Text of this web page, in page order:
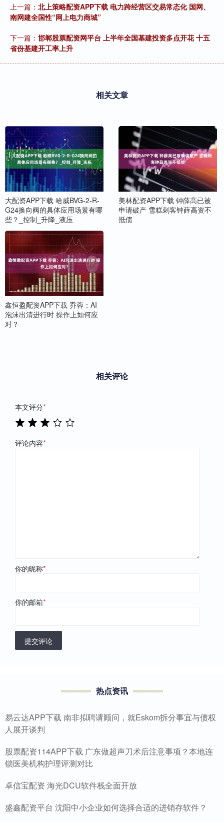
上一篇： 北上策略配资APP下载 电力跨经营区交易常态化 国网、
南网建全国性“网上电力商城”
下一篇： 邯郸股票配资网平台 上半年全国基建投资多点开花 十五
省份基建开工率上升
相关文章
大配资APP下载 哈威BVG-2-R-
G24换向阀的具体应用场景有哪
些？_控制_升降_液压
美林配资APP下载 钟薛高已被
申请破产 雪糕刺客钟薛高资不
抵债
鑫恒盈配资APP下载 乔蓉：AI
泡沫出清进行时 操作上如何应
对？
相关评论
本文评分*
评论内容*
你的昵称*
你的邮箱*
提交评论
热点资讯
易云达APP下载 南非拟聘请顾问，就Eskom拆分事宜与债权
人展开谈判
股票配资114APP下载 广东做超声刀术后注意事项？本地连
锁医美机构护理评测对比
卓信宝配资 海光DCU软件栈全面开放
盛鑫配资平台 沈阳中小企业如何选择合适的进销存软件？